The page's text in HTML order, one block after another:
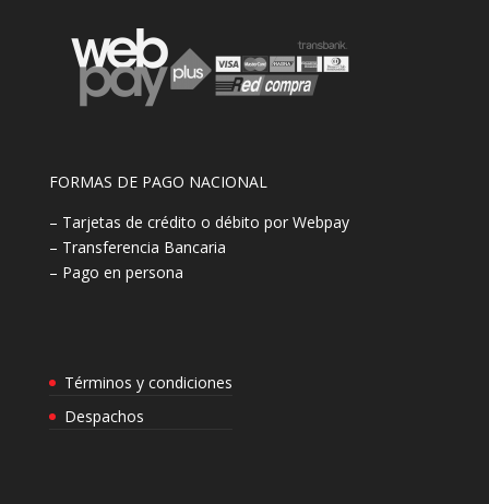
FORMAS DE PAGO NACIONAL
– Tarjetas de crédito o débito por Webpay
– Transferencia Bancaria
– Pago en persona
Términos y condiciones
Despachos